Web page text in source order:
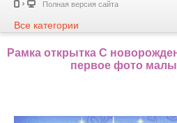
Полная версия сайта
Все категории
Рамка открытка С
первое фото